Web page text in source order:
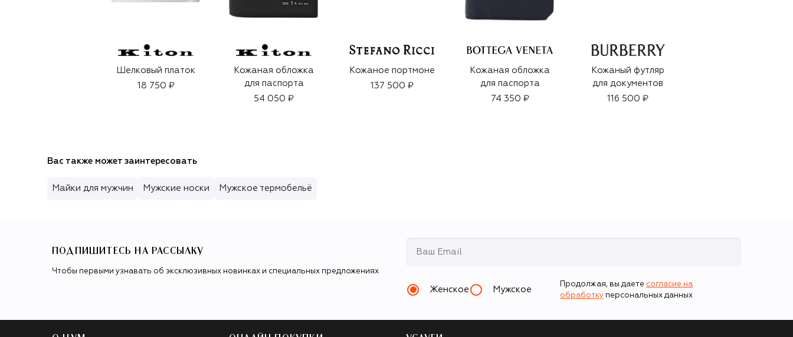
Шелковый платок
18 750 ₽
Кожаная обложка
для паспорта
54 050 ₽
Кожаное портмоне
137 500 ₽
Кожаная обложка
для паспорта
74 350 ₽
Кожаный футляр
для документов
116 500 ₽
Вас также может заинтересовать
Майки для мужчин Мужские носки Мужское термобельё
ПОДПИШИТЕСЬ НА РАССЫЛКУ
Чтобы первыми узнавать об эксклюзивных новинках и специальных предложениях
Женское Мужское
Продолжая, вы даете согласие на
обработку персональных данных